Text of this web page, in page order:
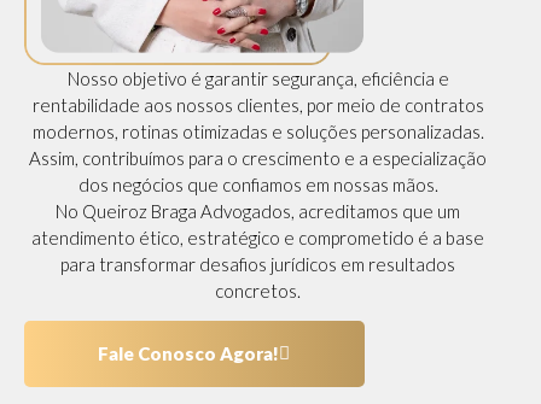
Nosso objetivo é garantir segurança, eficiência e
rentabilidade aos nossos clientes, por meio de contratos
modernos, rotinas otimizadas e soluções personalizadas.
Assim, contribuímos para o crescimento e a especialização
dos negócios que confiamos em nossas mãos.
No Queiroz Braga Advogados, acreditamos que um
atendimento ético, estratégico e comprometido é a base
para transformar desafios jurídicos em resultados
concretos.
Fale Conosco Agora!